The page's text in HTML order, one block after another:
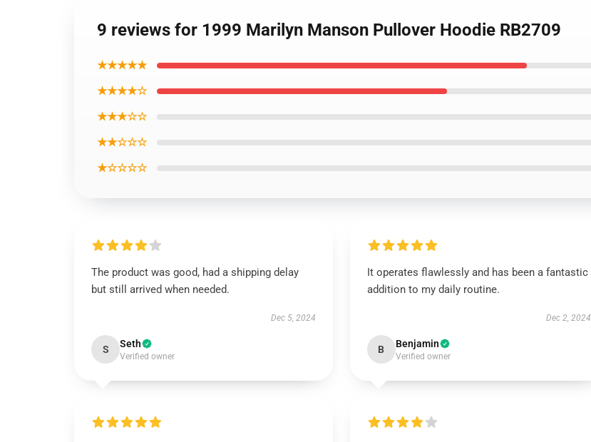
9 reviews for 1999 Marilyn Manson Pullover Hoodie RB2709
★★★★★
★★★★☆
★★★☆☆
★★☆☆☆
★☆☆☆☆
The product was good, had a shipping delay
but still arrived when needed.
Dec 5, 2024
S Seth
Verified owner
It operates flawlessly and has been a fantastic
addition to my daily routine.
Dec 2, 2024
B Benjamin
Verified owner